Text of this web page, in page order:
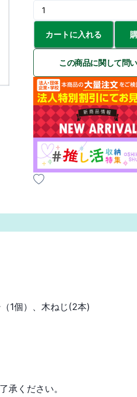
カートに入れる
この商品に関して問
1個）、木ねじ(2本)
承ください。